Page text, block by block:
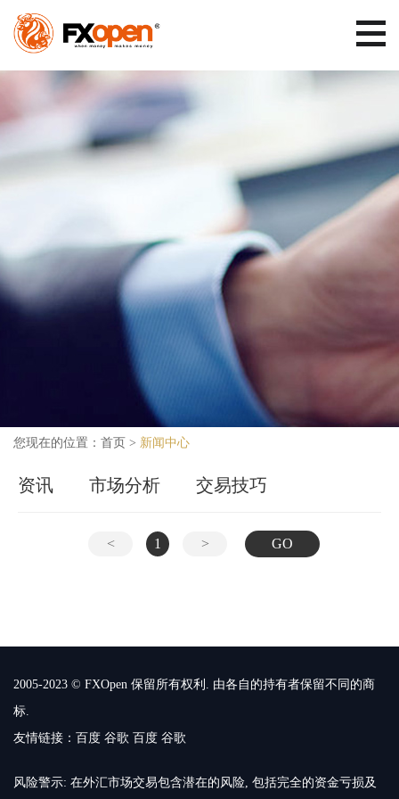
您现在的位置： 首页 > 新闻中心
资讯 市场分析 交易技巧
< 1 > GO
2005-2023 © FXOpen 保留所有权利. 由各自的持有者保留不同的商
标.
友情链接： 百度 谷歌 百度 谷歌
风险警示: 在外汇市场交易包含潜在的风险, 包括完全的资金亏损及